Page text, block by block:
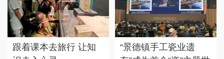
跟着课本去旅行 让知
“景德镇手工瓷业遗